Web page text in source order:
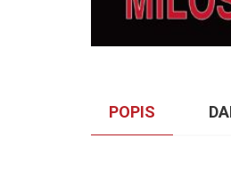
POPIS